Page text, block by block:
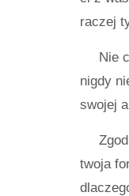
raczej
Nie
nigdy
swojej
twoja